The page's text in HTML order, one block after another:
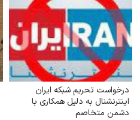
درخواست تحریم شبکه ایران
اینترنشنال به دلیل همکاری با
دشمن متخاصم